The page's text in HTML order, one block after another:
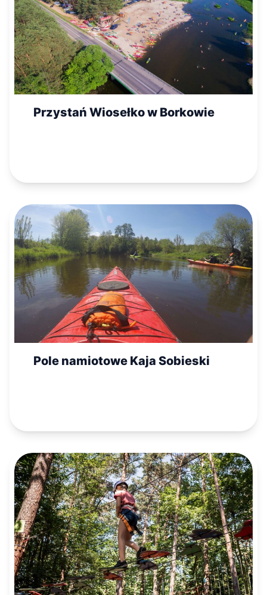
Przystań Wiosełko w Borkowie
Pole namiotowe Kaja Sobieski